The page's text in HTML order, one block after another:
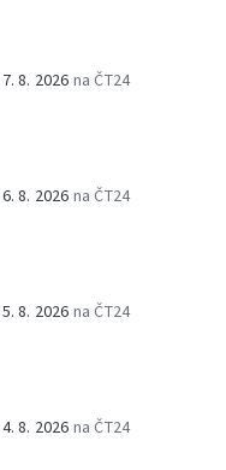
7. 8. 2026 na ČT24
6. 8. 2026 na ČT24
5. 8. 2026 na ČT24
4. 8. 2026 na ČT24